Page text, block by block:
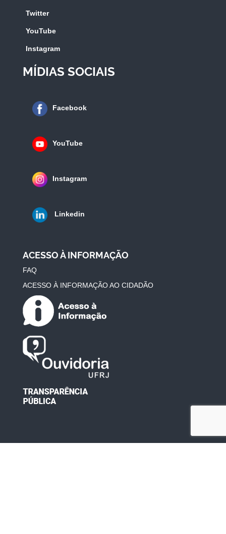
Twitter
YouTube
Instagram
MÍDIAS SOCIAIS
Facebook
YouTube
Instagram
Linkedin
ACESSO À INFORMAÇÃO
FAQ
ACESSO À INFORMAÇÃO AO CIDADÃO